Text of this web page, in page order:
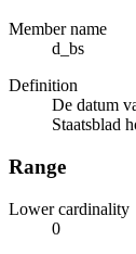
Member name
d_bs
Definition
De datum
Staatsblad
Range
Lower cardinality
0